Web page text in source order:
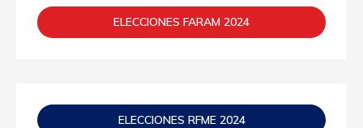
ELECCIONES FARAM 2024
ELECCIONES RFME 2024